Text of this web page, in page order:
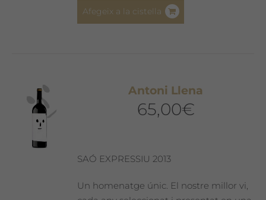
Afegeix a la cistella
Antoni Llena
65,00€
SAÓ EXPRESSIU 2013
Un homenatge únic. El nostre millor vi,